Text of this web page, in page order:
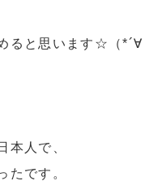
ると思います☆（*´∀
本人で、
たです。